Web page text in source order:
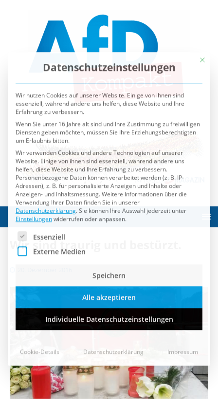
Wir sind traurig und bestürzt.
Datenschutzeinstellungen
Wir nutzen Cookies auf unserer Website. Einige von ihnen sind
Erfahrung zu verbessern.
um Erlaubnis bitten.
Wir verwenden Cookies und andere Technologien auf unserer
Website. Einige von ihnen sind essenziell, während andere uns
helfen, diese Website und Ihre Erfahrung zu verbessern.
Personenbezogene Daten können verarbeitet werden (z. B. IP-
Adressen), z. B. für personalisierte Anzeigen und Inhalte oder
Anzeigen- und Inhaltsmessung.
Weitere Informationen über die
Verwendung Ihrer Daten finden Sie in unserer
Datenschutzerklärung.Sie können Ihre Auswahl jederzeit unter
Einstellungen widerrufen oder anpassen.
Es folgt eine Liste der Service-Gruppen, für die eine
Essenziell
Externe Medien
Alle akzeptieren
Individuelle Datenschutzeinstellungen
Cookie-Details Datenschutzerklärung Impressum